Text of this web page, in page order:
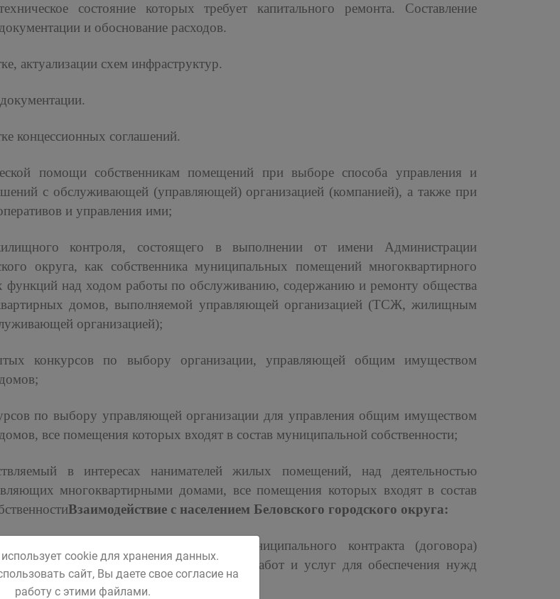
состояние которых требует капитального ремонта. Составление
и обоснование расходов.
актуализации схем инфраструктур.
концессионных соглашений.
помощи собственникам помещений при выборе способа управления и
с обслуживающей (управляющей) организацией (компанией), а также при
и управления ими;
контроля, состоящего в выполнении от имени Администрации
округа, как собственника муниципальных помещений многоквартирного
функций над ходом работы по обслуживанию, содержанию и ремонту общества
домов, выполняемой управляющей организацией (ТСЖ, жилищным
организацией);
конкурсов по выбору организации, управляющей общим имуществом
по выбору управляющей организации для управления общим имуществом
все помещения которых входят в состав муниципальной собственности;
в интересах нанимателей жилых помещений, над деятельностью
многоквартирными домами, все помещения которых входят в состав
Взаимодействие с населением Беловского городского округа:
работ, выполняемых в рамках муниципального контракта (договора)
проведения закупок товаров, работ и услуг для обеспечения нужд
округа;
cookie для хранения данных.
сайт, Вы даете свое согласие на
работу с этими файлами.